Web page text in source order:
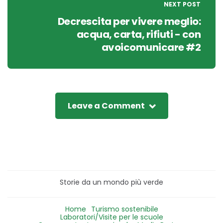
NEXT POST
Decrescita per vivere meglio:
acqua, carta, rifiuti - con
avoicomunicare #2
Leave a Comment
Storie da un mondo più verde
Home Turismo sostenibile
Laboratori/Visite per le scuole